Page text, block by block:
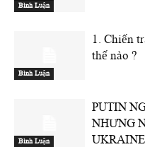
Bình Luận
Bình Luận
1. Chiến
thế nào ?
Bình Luận
PUTIN
NHƯNG
UKRAINE